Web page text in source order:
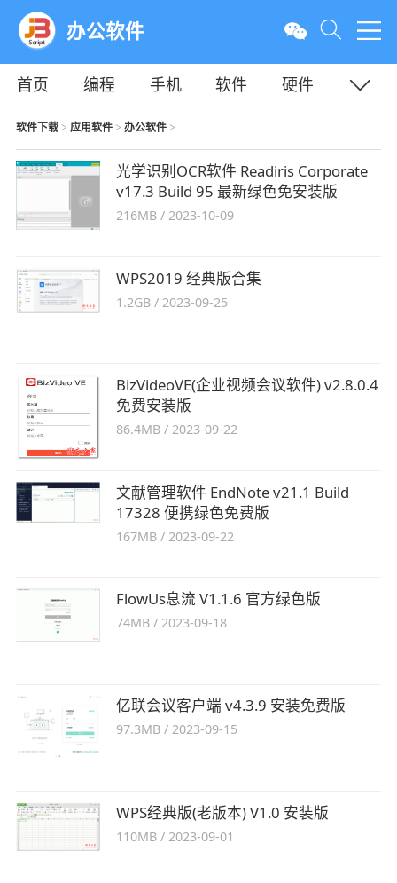
办公软件
首页 编程 手机 软件
硬件
教程
平面 服务器
软件下载> 应用软件> 办公软件>
光学识别OCR软件 Readiris Corporate
v17.3 Build 95 最新绿色免安装版
216MB /2023-10-09
WPS2019 经典版合集
1.2GB / 2023-09-25
BizVideoVE(企业视频会议软件) v2.8.0.4
免费安装版
86.4MB /2023-09-22
文献管理软件 EndNote v21.1 Build
17328 便携绿色免费版
167MB / 2023-09-22
FlowUs息流 V1.1.6 官方绿色版
74MB /2023-09-18
亿联会议客户端 v4.3.9 安装免费版
97.3MB /2023-09-15
WPS经典版(老版本) V1.0 安装版
110MB /2023-09-01